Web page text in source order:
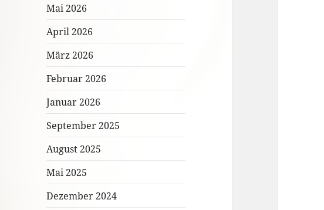
Mai 2026
April 2026
März 2026
Februar 2026
Januar 2026
September 2025
August 2025
Mai 2025
Dezember 2024